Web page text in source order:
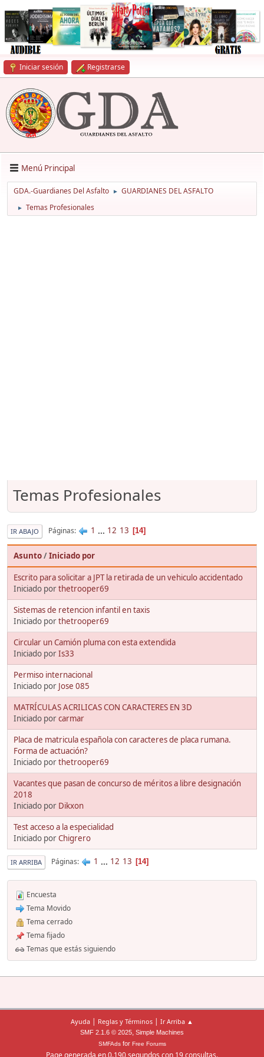
Iniciar sesión Registrarse
Menú Principal
GDA.-Guardianes Del Asfalto ► GUARDIANES DEL ASFALTO
► Temas Profesionales
Temas Profesionales
IR ABAJO Páginas 1 ... 12 13 14
Asunto/Iniciado por
Escrito para solicitar a JPT la retirada de un vehiculo accidentado
Iniciado porthetrooper69
Sistemas de retencion infantil en taxis
Iniciado porthetrooper69
Circular un Camión pluma con esta extendida
Iniciado porIs33
Permiso internacional
Iniciado por Jose 085
MATRÍCULAS ACRILICAS CON CARACTERES EN 3D
Iniciado porcarmar
Placa de matricula española con caracteres de placa rumana.
Forma de actuación?
Iniciado porthetrooper69
Vacantes que pasan de concurso de méritos a libre designación
2018
Iniciado por Dikxon
Test acceso a la especialidad
Iniciado porChigrero
IR ARRIBA Páginas 1 ... 12 13 14
Encuesta
Tema Movido
Tema cerrado
Tema fijado
Temas que estás siguiendo
Ayuda | Reglas y Términos | Ir Arriba ▲
SMF 2.1.6 © 2025, Simple Machines
SMFAdsfor Free Forums